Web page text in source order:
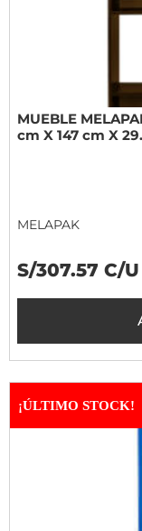
MUEBLE
cm X 147 cm X
MELAPAK
S/307.57 C/U
¡ÚLTIMO STOCK!